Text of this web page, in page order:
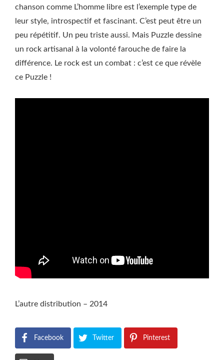
chanson comme L’homme libre est l’exemple type de
leur style, introspectif et fascinant. C’est peut être un
peu répétitif. Un peu triste aussi. Mais Puzzle dessine
un rock artisanal à la volonté farouche de faire la
différence. Le rock est un combat : c’est ce que révèle
ce Puzzle !
L’autre distribution – 2014
Facebook Twitter Pinterest